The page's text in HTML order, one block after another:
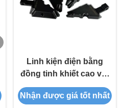
Linh kiện điện bằng
đồng tinh khiết cao với
gia công CNC chính xác
và cấu hình tùy chỉnh
Nhận được giá tốt nhất